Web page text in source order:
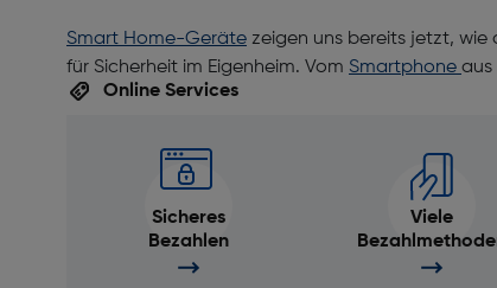
Smart Home-Geräte zeigen uns bereits jetzt, wie
für Sicherheit im Eigenheim. Vom Smartphone aus
Online Services
Sicheres
Bezahlen
Viele